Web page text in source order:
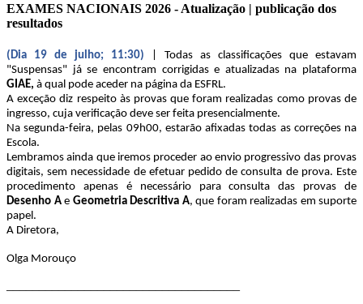
EXAMES NACIONAIS 2026 - Atualização | publicação dos
resultados
(Dia 19 de julho; 11:30)
| Todas as classificações que estavam
"Suspensas" já se encontram corrigidas e atualizadas na plataforma
GIAE, à qual pode aceder na página da ESFRL.
A exceção diz respeito às provas que foram realizadas como provas de
ingresso, cuja verificação deve ser feita presencialmente.
Na segunda-feira, pelas 09h00, estarão afixadas todas as correções na
Escola.
Lembramos ainda que iremos proceder ao envio progressivo das provas
digitais, sem necessidade de efetuar pedido de consulta de prova. Este
procedimento apenas é necessário para consulta das provas de
Desenho Ae Geometria Descritiva A, que foram realizadas em suporte
papel.
A Diretora,
Olga Morouço